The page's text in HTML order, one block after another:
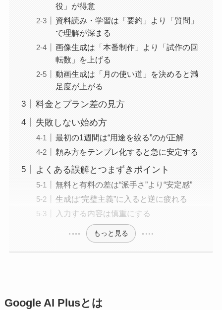
役」が得意
資料読み・学習は「要約」より「質問」
で理解が深まる
画像生成は「本番制作」より「試作の回
転数」を上げる
動画生成は「月の使い道」を決めると満
足度が上がる
料金とプラン差の見方
失敗しない始め方
最初の1週間は“用途を絞る”のが正解
頼み方をテンプレ化すると急に安定する
よくある誤解とつまずきポイント
無料と有料の差は“派手さ”より“安定感”
生成は“完璧主義”に入ると逆に疲れる
入力する内容は慎重にする
もっと見る
Google AI Plusとは